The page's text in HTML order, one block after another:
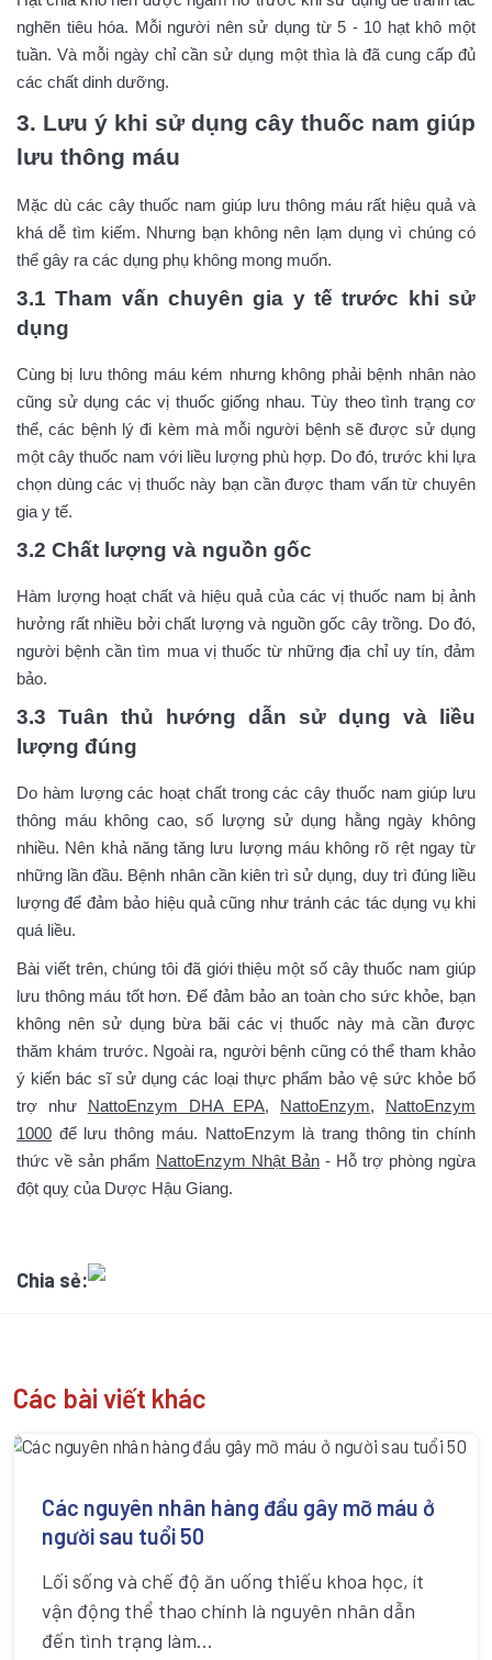
nghẽn tiêu hóa. Mỗi người nên sử dụng từ 5 - 10 hạt khô một
tuần. Và mỗi ngày chỉ cần sử dụng một thìa là đã cung cấp đủ
các chất dinh dưỡng.
3. Lưu ý khi sử dụng cây thuốc nam giúp
lưu thông máu
Mặc dù các cây thuốc nam giúp lưu thông máu rất hiệu quả và
khá dễ tìm kiếm. Nhưng bạn không nên lạm dụng vì chúng có
thể gây ra các dụng phụ không mong muốn.
3.1 Tham vấn chuyên gia y tế trước khi sử
dụng
Cùng bị lưu thông máu kém nhưng không phải bệnh nhân nào
cũng sử dụng các vị thuốc giống nhau. Tùy theo tình trạng cơ
thể, các bệnh lý đi kèm mà mỗi người bệnh sẽ được sử dụng
một cây thuốc nam với liều lượng phù hợp. Do đó, trước khi lựa
chọn dùng các vị thuốc này bạn cần được tham vấn từ chuyên
gia y tế.
3.2 Chất lượng và nguồn gốc
Hàm lượng hoạt chất và hiệu quả của các vị thuốc nam bị ảnh
hưởng rất nhiều bởi chất lượng và nguồn gốc cây trồng. Do đó,
người bệnh cần tìm mua vị thuốc từ những địa chỉ uy tín, đảm
bảo.
3.3 Tuân thủ hướng dẫn sử dụng và liều
lượng đúng
Do hàm lượng các hoạt chất trong các cây thuốc nam giúp lưu
thông máu không cao, số lượng sử dụng hằng ngày không
nhiều. Nên khả năng tăng lưu lượng máu không rõ rệt ngay từ
những lần đầu. Bệnh nhân cần kiên trì sử dụng, duy trì đúng liều
lượng để đảm bảo hiệu quả cũng như tránh các tác dụng vụ khi
quá liều.
Bài viết trên, chúng tôi đã giới thiệu một số cây thuốc nam giúp
lưu thông máu tốt hơn. Để đảm bảo an toàn cho sức khỏe, bạn
không nên sử dụng bừa bãi các vị thuốc này mà cần được
thăm khám trước. Ngoài ra, người bệnh cũng có thể tham khảo
ý kiến bác sĩ sử dụng các loại thực phẩm bảo vệ sức khỏe bổ
trợ như
NattoEnzym DHA EPA, NattoEnzym,
NattoEnzym
1000 để lưu thông máu. NattoEnzym là trang thông tin chính
thức về sản phẩm NattoEnzym Nhật Bản - Hỗ trợ phòng ngừa
đột quỵ của Dược Hậu Giang.
Chia sẻ:
Các bài viết khác
Các nguyên nhân hàng đầu gây mỡ máu ở
người sau tuổi 50
Lối sống và chế độ ăn uống thiếu khoa học, ít
vận động thể thao chính là nguyên nhân dẫn
đến tình trạng làm...